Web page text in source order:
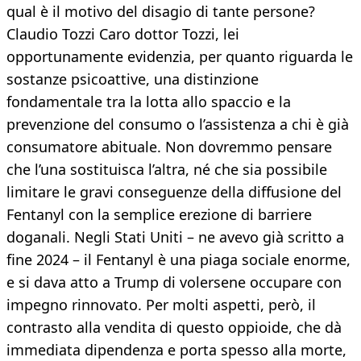
qual è il motivo del disagio di tante persone?
Claudio Tozzi Caro dottor Tozzi, lei
opportunamente evidenzia, per quanto riguarda le
sostanze psicoattive, una distinzione
fondamentale tra la lotta allo spaccio e la
prevenzione del consumo o l’assistenza a chi è già
consumatore abituale. Non dovremmo pensare
che l’una sostituisca l’altra, né che sia possibile
limitare le gravi conseguenze della diffusione del
Fentanyl con la semplice erezione di barriere
doganali. Negli Stati Uniti – ne avevo già scritto a
fine 2024 – il Fentanyl è una piaga sociale enorme,
e si dava atto a Trump di volersene occupare con
impegno rinnovato. Per molti aspetti, però, il
contrasto alla vendita di questo oppioide, che dà
immediata dipendenza e porta spesso alla morte,